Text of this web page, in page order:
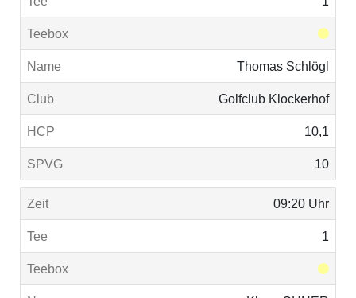
Thomas Schlögl
Golfclub Klockerhof
10,1
10
09:20 Uhr
1